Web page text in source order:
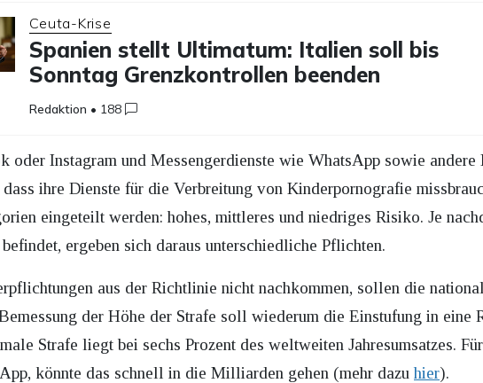
Ceuta-Krise
Spanien stellt Ultimatum: Italien soll bis
Sonntag Grenzkontrollen beenden
Redaktion • 188
oder Instagram und Messengerdienste wie WhatsApp sowie andere
ihre Dienste für die Verbreitung von Kinderpornografie
eingeteilt werden: hohes, mittleres und niedriges Risiko. Je
ergeben sich daraus unterschiedliche Pflichten.
aus der Richtlinie nicht nachkommen, sollen die
der Höhe der Strafe soll wiederum die Einstufung in eine
Strafe liegt bei sechs Prozent des weltweiten Jahresumsatzes.
könnte das schnell in die Milliarden gehen (mehr dazuhier).